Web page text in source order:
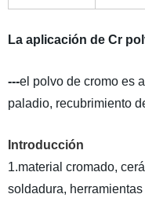
La aplicación de Cr
---el polvo de cromo es
paladio, recubrimiento
Introducción
1.material cromado,
soldadura,